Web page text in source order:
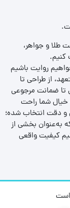
صنعت طلا و جواهر،
کنیم.
روایت باشیم
از طراحی تا
تا ضمانت مرجوعی
خیال شما راحت
و دقت انتخاب شده؛
به‌عنوان بخشی از
کیفیت واقعی